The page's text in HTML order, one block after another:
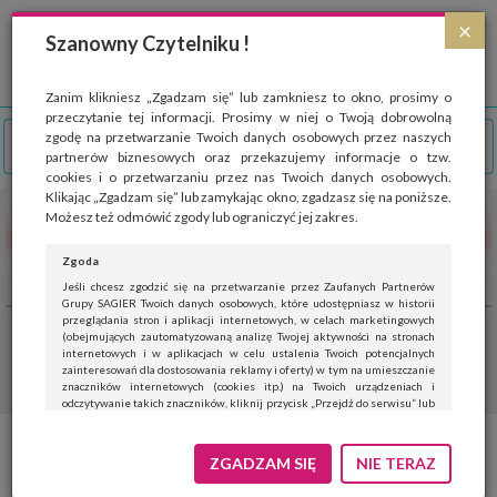
×
Szanowny Czytelniku !
Zanim klikniesz „Zgadzam się” lub zamkniesz to okno, prosimy o
przeczytanie tej informacji. Prosimy w niej o Twoją dobrowolną
zgodę na przetwarzanie Twoich danych osobowych przez naszych
partnerów biznesowych oraz przekazujemy informacje o tzw.
cookies i o przetwarzaniu przez nas Twoich danych osobowych.
Klikając „Zgadzam się” lub zamykając okno, zgadzasz się na poniższe.
Możesz też odmówić zgody lub ograniczyć jej zakres.
Zgoda
Jeśli chcesz zgodzić się na przetwarzanie przez Zaufanych Partnerów
Grupy SAGIER Twoich danych osobowych, które udostępniasz w historii
przeglądania stron i aplikacji internetowych, w celach marketingowych
(obejmujących zautomatyzowaną analizę Twojej aktywności na stronach
internetowych i w aplikacjach w celu ustalenia Twoich potencjalnych
zainteresowań dla dostosowania reklamy i oferty) w tym na umieszczanie
znaczników internetowych (cookies itp.) na Twoich urządzeniach i
odczytywanie takich znaczników, kliknij przycisk „Przejdź do serwisu” lub
Jeśli nie chcesz wyrazić zgody, kliknij „Nie teraz”.
Wyrażenie zgody jest dobrowolne. Możesz edytować zakres zgody, w tym
ZGADZAM SIĘ NIE TERAZ
Strona wykorzystuje pliki cookies, które służą głównie do celów statystycznych.
Wyrażając zgodę na używanie 'cookies', zezwalasz na zapisanie ich w pamięci
przeglądarki. Przejdź do
polityki cookies